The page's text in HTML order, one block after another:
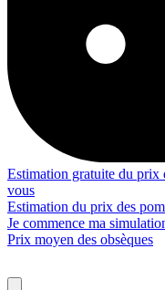
Estimation gratuite du prix
vous
Estimation du prix des
Je commence ma
Prix moyen des obsèques